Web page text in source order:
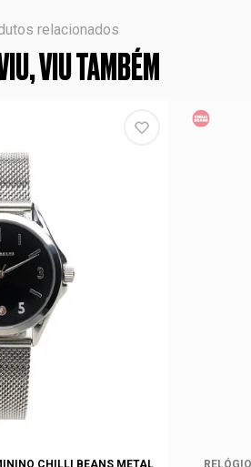
relacionados
VIU TAMBÉM
CHILLI BEANS METAL